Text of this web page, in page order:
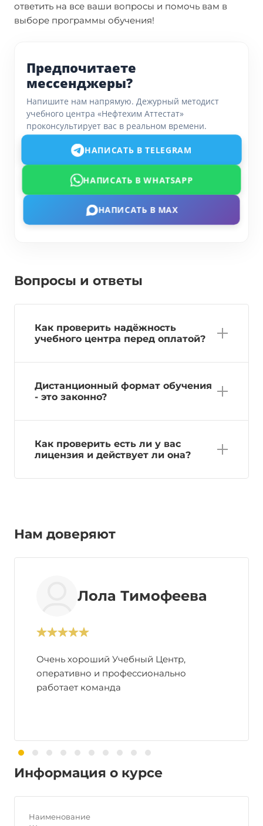
ответить на все ваши вопросы и помочь вам в
выборе программы обучения!
Предпочитаете
мессенджеры?
Напишите нам напрямую. Дежурный методист
учебного центра «Нефтехим Аттестат»
проконсультирует вас в реальном времени.
НАПИСАТЬ В TELEGRAM
НАПИСАТЬ В WHATSAPP
НАПИСАТЬ В MAX
Вопросы и ответы
Как проверить надёжность
учебного центра перед оплатой?
Дистанционный формат обучения
- это законно?
Как проверить есть ли у вас
лицензия и действует ли она?
Нам доверяют
Лола Тимофеева
Очень хороший Учебный Центр,
оперативно и профессионально
работает команда
Информация о курсе
Наименование